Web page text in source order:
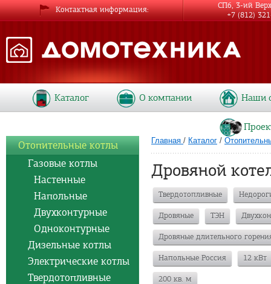
Главная / Каталог /
Дровяной
Твердотопливные
Дровяные ТЭН
Дровяные длительного
Напольные Россия 12 кВт
200 кв. м
Отопительные котлы
Газовые котлы
Настенные
Напольные
Двухконтурные
Одноконтурные
Дизельные котлы
Электрические котлы
Твердотопливные
Каталог О компании Наши
Контактная информация
СПб, 3-ий
+7 (812)